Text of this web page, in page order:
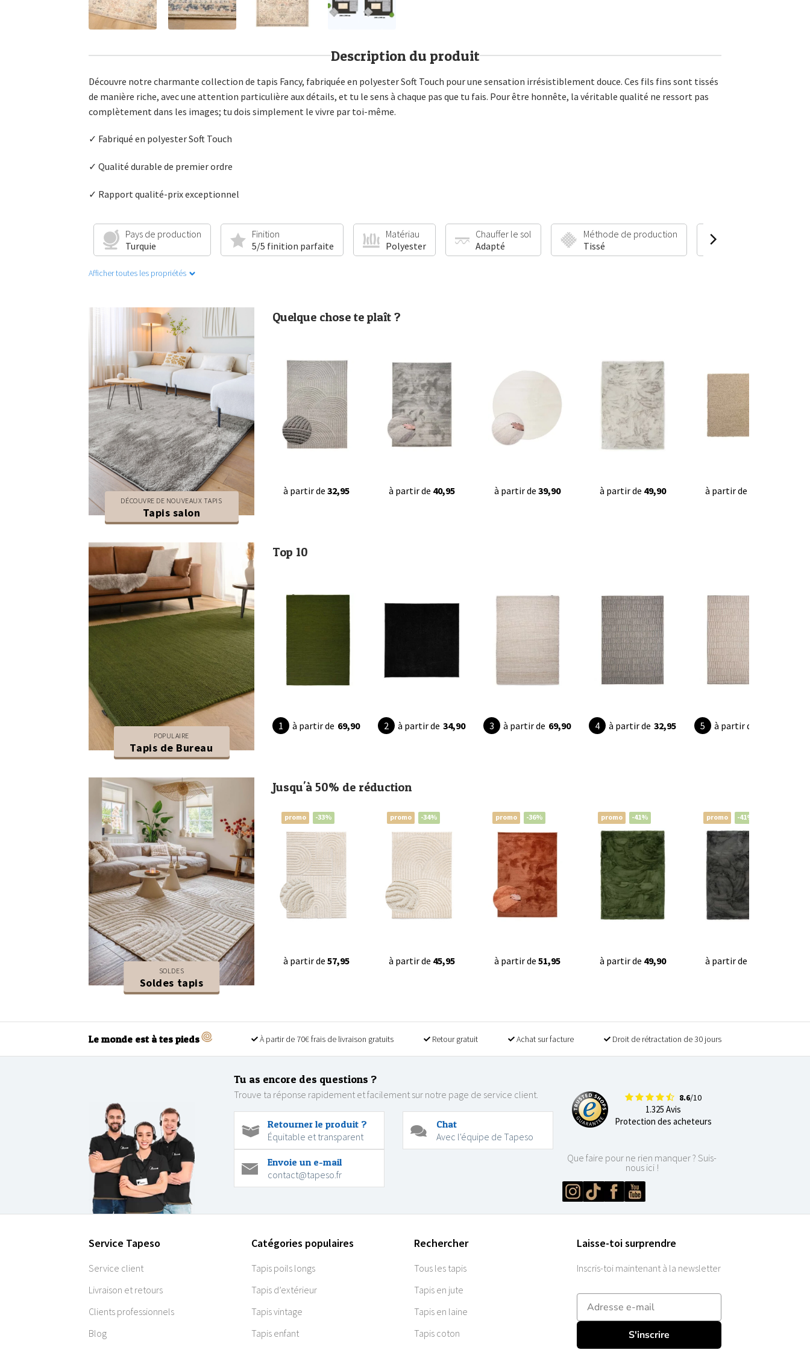
Description du produit
Découvre notre charmante collection de tapis Fancy, fabriquée en polyester Soft Touch pour une sensation irrésistiblement douce. Ces fils fins sont tissés
de manière riche, avec une attention particulière aux détails, et tu le sens à chaque pas que tu fais. Pour être honnête, la véritable qualité ne ressort pas
complètement dans les images; tu dois simplement le vivre par toi-même.
✓ Fabriqué en polyester Soft Touch
✓ Qualité durable de premier ordre
✓ Rapport qualité-prix exceptionnel
Pays de production
Turquie
Finition
5/5 finition parfaite
Matériau
Polyester
Chauffer le sol
Adapté
Méthode de production
Tissé
Afficher toutes les propriétés
DÉCOUVRE DE NOUVEAUX TAPIS
Tapis salon
Quelque chose te plaît ?
à partir de 32,95 à partir de 40,95 à partir de 39,90 à partir de 49,90 à partir de
POPULAIRE
Tapis de Bureau
Top 10
à partir de 69,90 à partir de 34,90 à partir de 69,90 à partir de 32,95 à partir de
SOLDES
Soldes tapis
Jusqu'à 50% de réduction
promo -33%
à partir de 57,95
promo -34%
à partir de 45,95
promo -36%
à partir de 51,95
promo -41%
à partir de 49,90
promo -41%
à partir de
Le monde est à tes pieds À partir de 70€ frais de livraison gratuits Retour gratuit Achat sur facture Droit de rétractation de 30 jours
Tu as encore des questions ?
Trouve ta réponse rapidement et facilement sur notre page de service client.
Retourner le produit ?
Équitable et transparent
Chat
Avec l'équipe de Tapeso
Envoie un e-mail
contact@tapeso.fr
8.6/10
1.325 Avis
Protection des acheteurs
Que faire pour ne rien manquer ? Suis-
nous ici !
Service Tapeso
Service client
Livraison et retours
Clients professionnels
Blog
Catégories populaires
Tapis poils longs
Tapis d’extérieur
Tapis vintage
Tapis enfant
Rechercher
Tous les tapis
Tapis en jute
Tapis en laine
Tapis coton
Laisse-toi surprendre
Inscris-toi maintenant à la newsletter
E-mailadres
S'inscrire